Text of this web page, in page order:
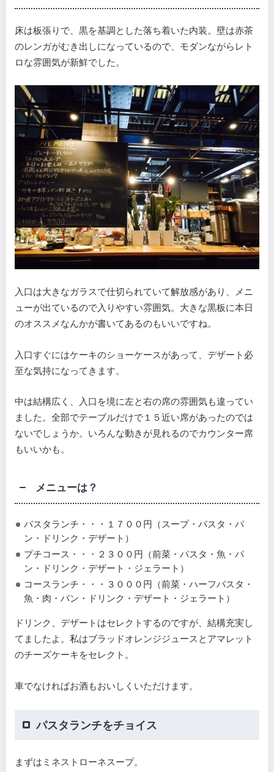
床は板張りで、黒を基調とした落ち着いた内装。壁は赤茶
のレンガがむき出しになっているので、モダンながらレト
ロな雰囲気が新鮮でした。
入口は大きなガラスで仕切られていて解放感があり、メニ
ューが出ているので入りやすい雰囲気。大きな黒板に本日
のオススメなんかが書いてあるのもいいですね。
入口すぐにはケーキのショーケースがあって、デザート必
至な気持になってきます。
中は結構広く、入口を境に左と右の席の雰囲気も違ってい
ました。全部でテーブルだけで１５近い席があったのでは
ないでしょうか。いろんな動きが見れるのでカウンター席
もいいかも。
メニューは？
パスタランチ・・・１７００円（スープ・パスタ・パ
ン・ドリンク・デザート）
プチコース・・・２３００円（前菜・パスタ・魚・パ
ン・ドリンク・デザート・ジェラート）
コースランチ・・・３０００円（前菜・ハーフパスタ・
魚・肉・パン・ドリンク・デザート・ジェラート）
ドリンク、デザートはセレクトするのですが、結構充実し
てましたよ。私はブラッドオレンジジュースとアマレット
のチーズケーキをセレクト。
車でなければお酒もおいしくいただけます。
パスタランチをチョイス
まずはミネストローネスープ。